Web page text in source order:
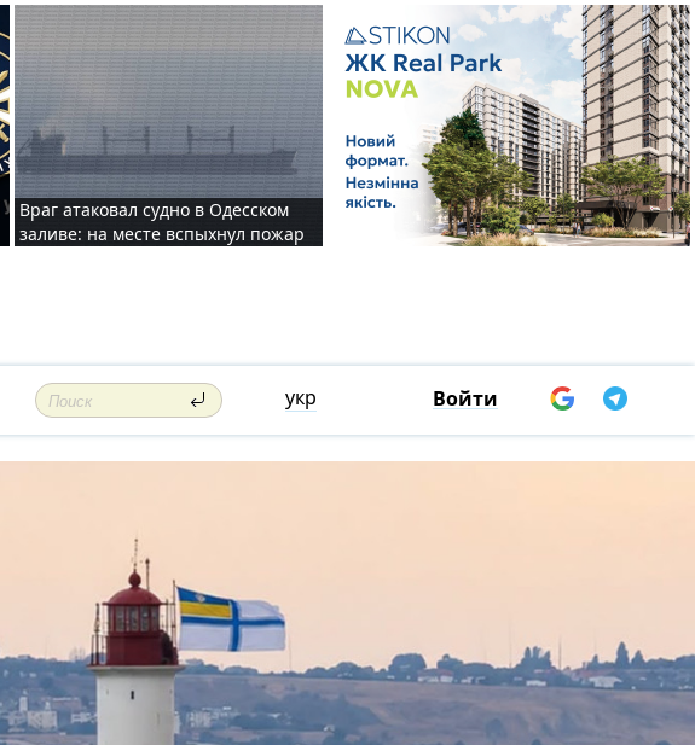
Враг атаковал судно в Одесском
заливе: на месте вспыхнул пожар
укр Войти